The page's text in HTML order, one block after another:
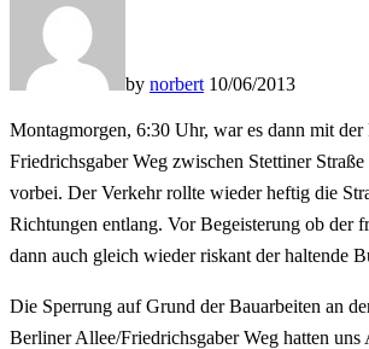
by norbert 10/06/2013
Montagmorgen, 6:30 Uhr, war es dann mit der
Friedrichsgaber Weg zwischen Stettiner
vorbei. Der Verkehr rollte wieder heftig die
Richtungen entlang. Vor Begeisterung ob der
dann auch gleich wieder riskant der haltende
Die Sperrung auf Grund der Bauarbeiten an
Berliner Allee/Friedrichsgaber Weg hatten uns